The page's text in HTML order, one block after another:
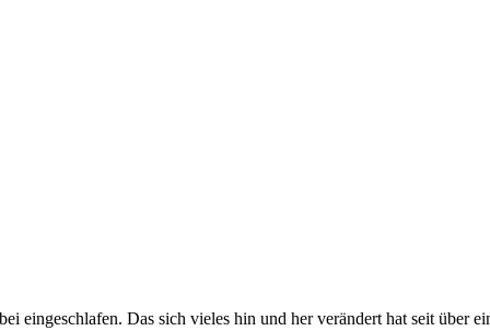
eingeschlafen. Das sich vieles hin und her verändert hat seit über